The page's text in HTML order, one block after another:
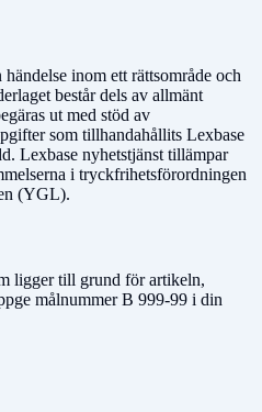
inom ett rättsområde och
består dels av allmänt
ut med stöd av
som tillhandahållits Lexbase
Lexbase nyhetstjänst tillämpar
i tryckfrihetsförordningen
(YGL).
ligger till grund för artikeln,
målnummerB 999-99 i din